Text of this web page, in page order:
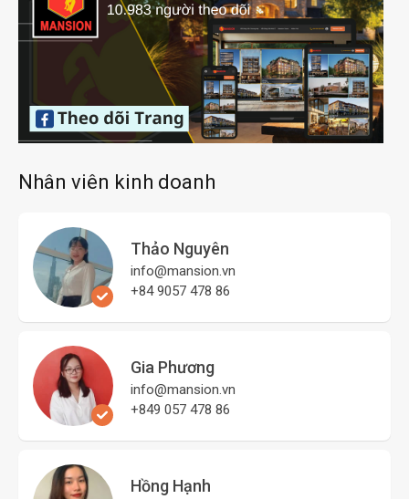
Nhân viên kinh doanh
Thảo Nguyên
info@mansion.vn
+84 9057 478 86
Gia Phương
info@mansion.vn
+849 057 478 86
Hồng Hạnh